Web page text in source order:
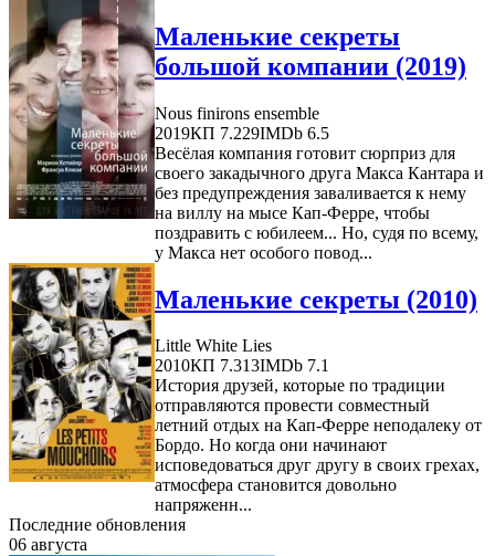
Маленькие секреты
большой компании (2019)
Nous finirons ensemble
2019КП 7.229IMDb 6.5
Весёлая компания готовит сюрприз для
своего закадычного друга Макса Кантара и
без предупреждения заваливается к нему
на виллу на мысе Кап-Ферре, чтобы
поздравить с юбилеем... Но, судя по всему,
у Макса нет особого повод...
Маленькие секреты (2010)
Little White Lies
2010КП 7.313IMDb 7.1
История друзей, которые по традиции
отправляются провести совместный
летний отдых на Кап-Ферре неподалеку от
Бордо. Но когда они начинают
исповедоваться друг другу в своих грехах,
атмосфера становится довольно
напряженн...
Последние обновления
06 августа